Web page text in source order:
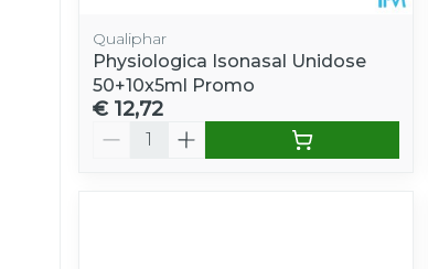
Qualiphar
Physiologica Isonasal Unidose
50+10x5ml Promo
€ 12,72
Aantal